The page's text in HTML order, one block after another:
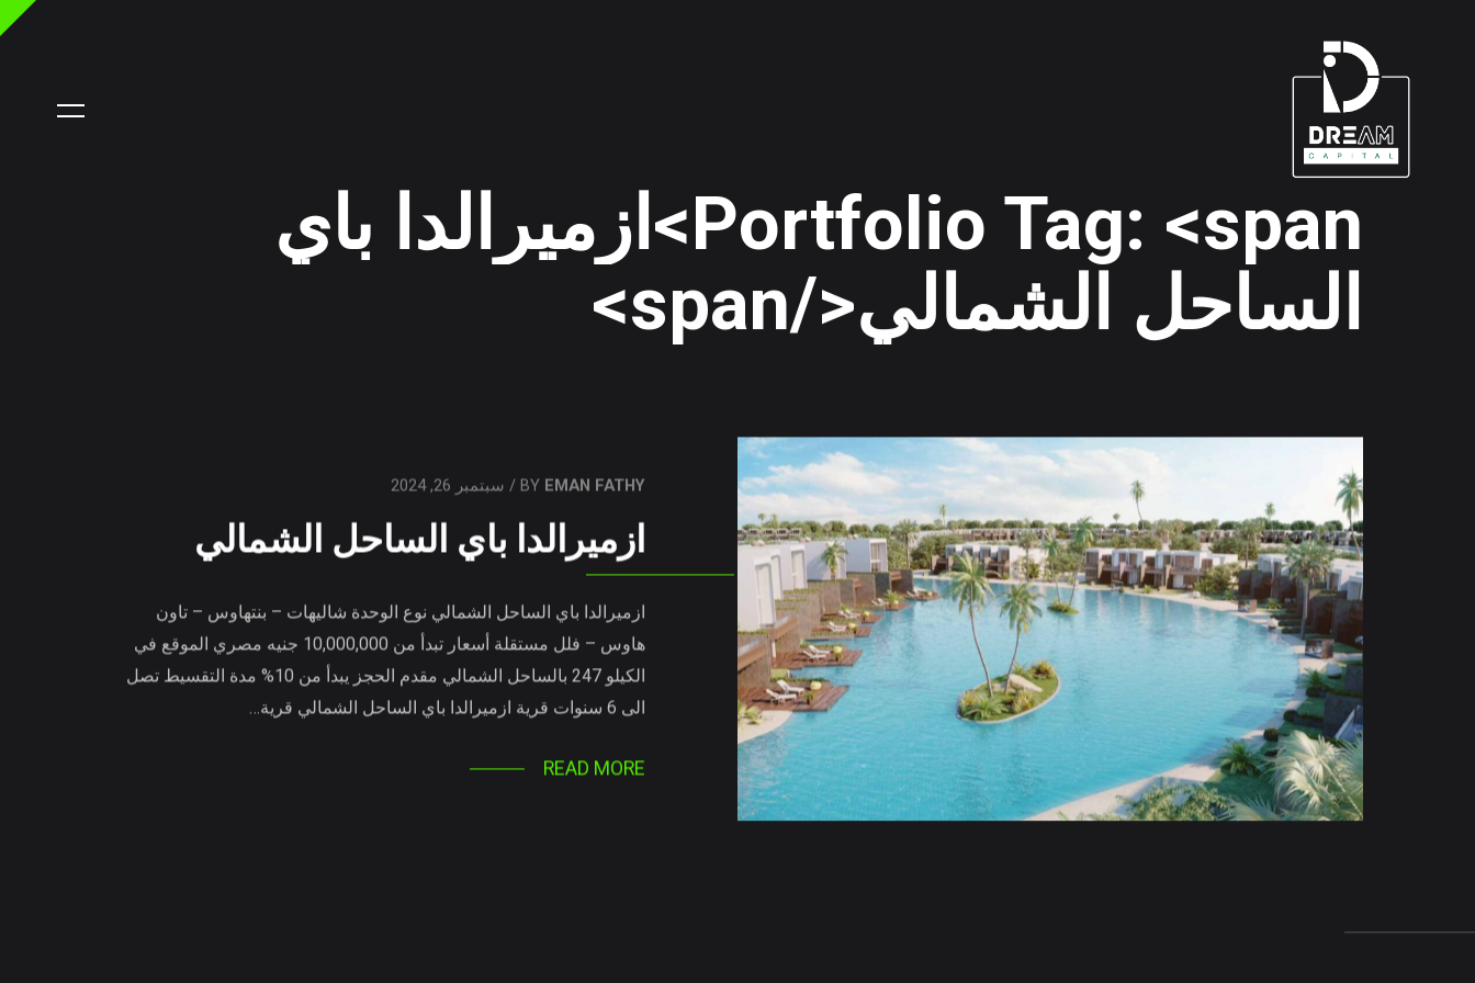
Portfolio Tag: <span>ازميرالدا باي
الساحل الشمالي</span>
BY EMAN FATHY / سبتمبر 26, 2024
ازميرالدا باي الساحل الشمالي
ازميرالدا باي الساحل الشمالي نوع الوحدة شاليهات – بنتهاوس – تاون
هاوس – فلل مستقلة أسعار تبدأ من 10,000,000 جنيه مصري الموقع في
الكيلو 247 بالساحل الشمالي مقدم الحجز يبدأ من 10% مدة التقسيط تصل
الى 6 سنوات قرية ازميرالدا باي الساحل الشمالي قرية…
READ MORE